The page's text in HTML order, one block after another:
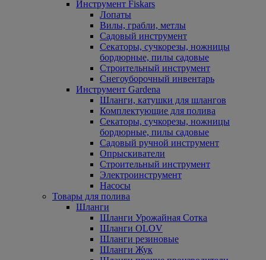
Инструмент Fiskars
Лопаты
Вилы, грабли, метлы
Садовый инструмент
Секаторы, сучкорезы, ножницы
бордюрные, пилы садовые
Строительный инструмент
Снегоуборочный инвентарь
Инструмент Gardena
Шланги, катушки для шлангов
Комплектующие для полива
Секаторы, сучкорезы, ножницы
бордюрные, пилы садовые
Садовый ручной инструмент
Опрыскиватели
Строительный инструмент
Электроинструмент
Насосы
Товары для полива
Шланги
Шланги Урожайная Сотка
Шланги OLOV
Шланги резиновые
Шланги Жук